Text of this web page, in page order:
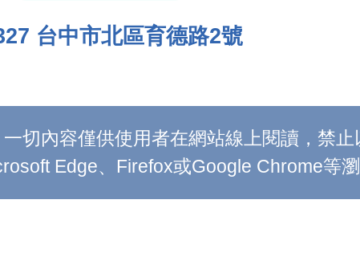
台中市北區育德路2號
切內容僅供使用者在網站線上閱讀，禁
Edge、Firefox或Google Chrome等瀏